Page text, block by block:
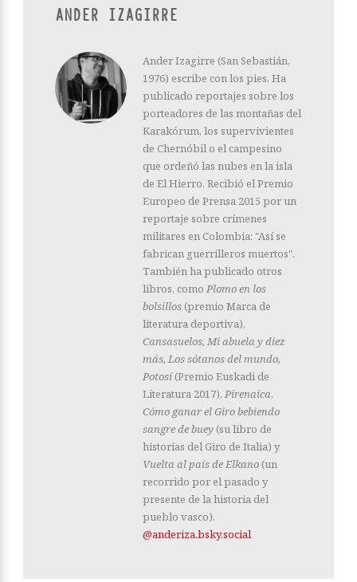
ANDER IZAGIRRE
Ander Izagirre (San Sebastián,
1976) escribe con los pies. Ha
publicado reportajes sobre los
porteadores de las montañas del
Karakórum, los supervivientes
de Chernóbil o el campesino
que ordeñó las nubes en la isla
de El Hierro. Recibió el Premio
Europeo de Prensa 2015 por un
reportaje sobre crímenes
militares en Colombia: "Así se
fabrican guerrilleros muertos".
También ha publicado otros
libros, como Plomo en los
bolsillos (premio Marca de
literatura deportiva),
Cansasuelos, Mi abuela y diez
más, Los sótanos del mundo,
Potosí(Premio Euskadi de
Literatura 2017), Pirenaica,
Cómo ganar el Giro bebiendo
sangre de buey (su libro de
historias del Giro de Italia) y
Vuelta al país de Elkano (un
recorrido por el pasado y
presente de la historia del
pueblo vasco).
@anderiza.bsky.social